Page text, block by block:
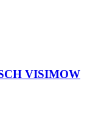
VISIMOW